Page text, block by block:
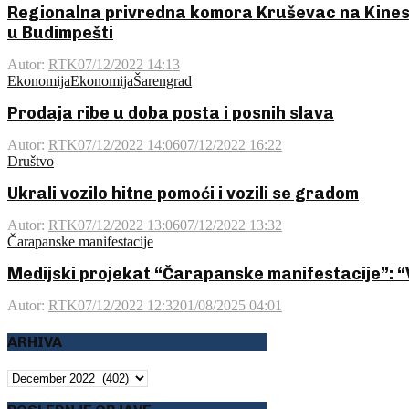
Regionalna privredna komora Kruševac na
u Budimpešti
Autor: RTK07/12/2022 14:13
EkonomijaEkonomijaŠarengrad
Prodaja ribe u doba posta i posnih slava
Autor: RTK07/12/2022 14:0607/12/2022 16:22
Društvo
Ukrali vozilo hitne pomoći i vozili se gradom
Autor: RTK07/12/2022 13:0607/12/2022 13:32
Čarapanske manifestacije
Medijski projekat “Čarapanske manifestacije”:
Autor: RTK07/12/2022 12:3201/08/2025 04:01
ARHIVA
ARHIVA